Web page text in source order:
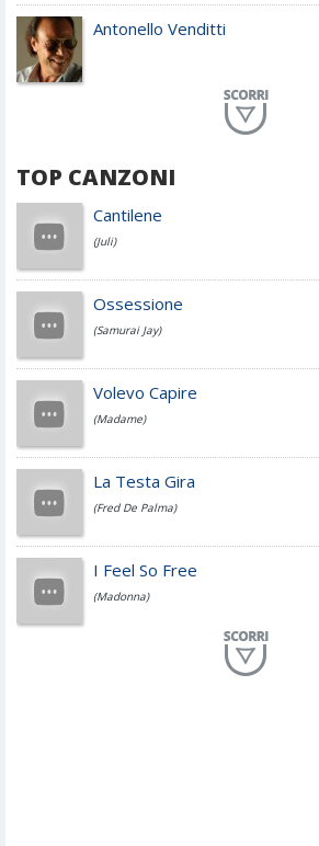
Antonello Venditti
Achille Lauro
Cesare Cremonini
Jovanotti
Fedez
Simone Cristicchi
TOP CANZONI
Cantilene
(Juli)
Ossessione
(Samurai Jay)
Volevo Capire
(Madame)
La Testa Gira
(Fred De Palma)
I Feel So Free
(Madonna)